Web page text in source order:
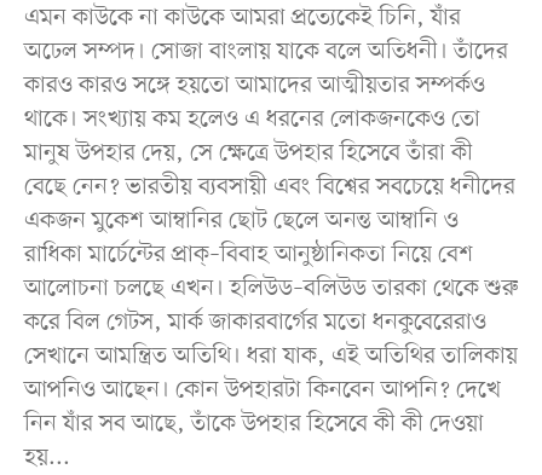
এমন কাউকে না কাউকে আমরা প্রত্যেকেই চিনি, যাঁর
অঢেল সম্পদ। সোজা বাংলায় যাকে বলে অতিধনী। তাঁদের
কারও কারও সঙ্গে হয়তো আমাদের আত্মীয়তার সম্পর্কও
থাকে। সংখ্যায় কম হলেও এ ধরনের লোকজনকেও তো
মানুষ উপহার দেয়, সে ক্ষেত্রে উপহার হিসেবে তাঁরা কী
বেছে নেন? ভারতীয় ব্যবসায়ী এবং বিশ্বের সবচেয়ে ধনীদের
একজন মুকেশ আম্বানির ছোট ছেলে অনন্ত আম্বানি ও
রাধিকা মার্চেন্টের প্রাক্‌–বিবাহ আনুষ্ঠানিকতা নিয়ে বেশ
আলোচনা চলছে এখন। হলিউড–বলিউড তারকা থেকে শুরু
করে বিল গেটস, মার্ক জাকারবার্গের মতো ধনকুবেরেরাও
সেখানে আমন্ত্রিত অতিথি। ধরা যাক, এই অতিথির তালিকায়
আপনিও আছেন। কোন উপহারটা কিনবেন আপনি? দেখে
নিন যাঁর সব আছে, তাঁকে উপহার হিসেবে কী কী দেওয়া
হয়...